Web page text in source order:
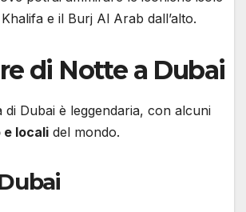
e il Burj Al Arab dall’alto.
di Notte a Dubai
di Dubai è leggendaria, con alcuni
e locali del mondo.